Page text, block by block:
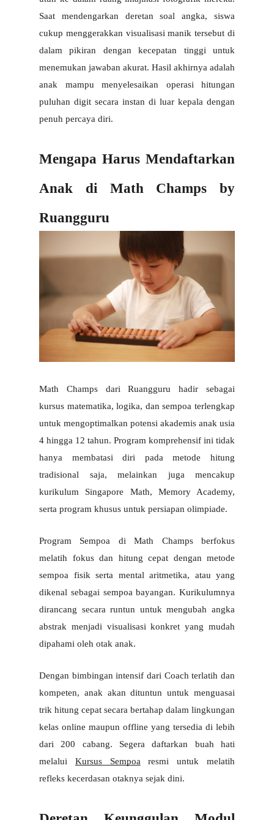
Saat mendengarkan deretan soal angka, siswa
cukup menggerakkan visualisasi manik tersebut di
dalam pikiran dengan kecepatan tinggi untuk
menemukan jawaban akurat. Hasil akhirnya adalah
anak mampu menyelesaikan operasi hitungan
puluhan digit secara instan di luar kepala dengan
penuh percaya diri.
Mengapa Harus Mendaftarkan
Anak di Math Champs by
Ruangguru
Math Champs dari Ruangguru hadir sebagai
kursus matematika, logika, dan sempoa terlengkap
untuk mengoptimalkan potensi akademis anak usia
4 hingga 12 tahun. Program komprehensif ini tidak
hanya membatasi diri pada metode hitung
tradisional saja, melainkan juga mencakup
kurikulum Singapore Math, Memory Academy,
serta program khusus untuk persiapan olimpiade.
Program Sempoa di Math Champs berfokus
melatih fokus dan hitung cepat dengan metode
sempoa fisik serta mental aritmetika, atau yang
dikenal sebagai sempoa bayangan. Kurikulumnya
dirancang secara runtun untuk mengubah angka
abstrak menjadi visualisasi konkret yang mudah
dipahami oleh otak anak.
Dengan bimbingan intensif dari Coach terlatih dan
kompeten, anak akan dituntun untuk menguasai
trik hitung cepat secara bertahap dalam lingkungan
kelas online maupun offline yang tersedia di lebih
dari 200 cabang. Segera daftarkan buah hati
melalui
Kursus Sempoa resmi untuk melatih
refleks kecerdasan otaknya sejak dini.